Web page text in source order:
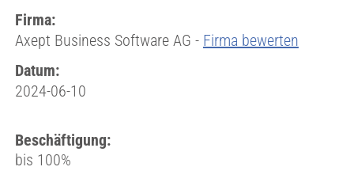
Firma:
Axept Business Software AG - Firma bewerten
Datum:
2024-06-10
Beschäftigung:
bis 100%